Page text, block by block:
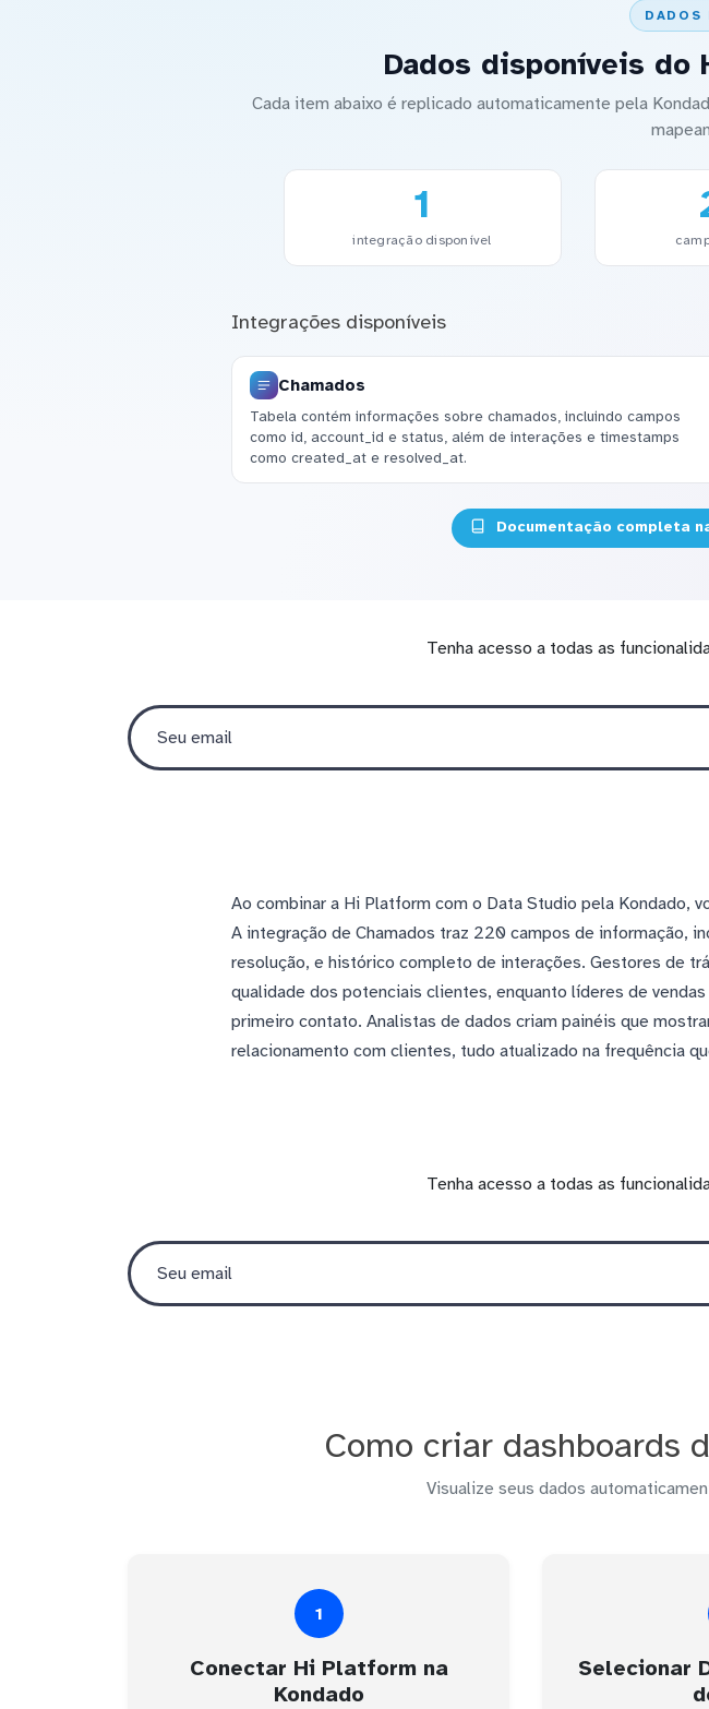
Dados disponíveis do
Cada item abaixo é replicado automaticamente pela
1
integração disponível
Integrações disponíveis
Chamados
Tabela contém informações sobre chamados, incluindo campos
como id, account_id e status, além de interações e timestamps
como created_at e resolved_at.
Documentação completa
Tenha acesso a todas as
Ao combinar a Hi Platform com o Data Studio pela Kondado,
A integração de Chamados traz 220 campos de informação,
resolução, e histórico completo de interações. Gestores de
qualidade dos potenciais clientes, enquanto líderes de
primeiro contato. Analistas de dados criam painéis que
relacionamento com clientes, tudo atualizado na frequência
Tenha acesso a todas as
Como criar dashboards
Visualize seus dados
1
Conectar Hi Platform na
Kondado
Selecionar